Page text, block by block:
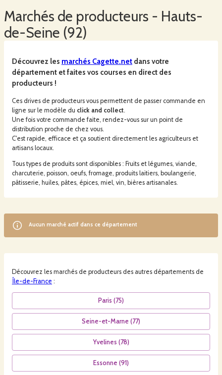
Marchés de producteurs - Hauts-
de-Seine (92)
Découvrez les marchés Cagette.net dans votre
département et faites vos courses en direct des
producteurs !
Ces drives de producteurs vous permettent de passer commande en
ligne sur le modèle du click and collect.
Une fois votre commande faite, rendez-vous sur un point de
distribution proche de chez vous.
C'est rapide, efficace et ça soutient directement les agriculteurs et
artisans locaux.
Tous types de produits sont disponibles : Fruits et légumes, viande,
charcuterie, poisson, oeufs, fromage, produits laitiers, boulangerie,
pâtisserie, huiles, pâtes, épices, miel, vin, bières artisanales.
Aucun marché actif dans ce département
Découvrez les marchés de producteurs des autres départements de
Île-de-France :
Paris (75)
Seine-et-Marne (77)
Yvelines (78)
Essonne (91)